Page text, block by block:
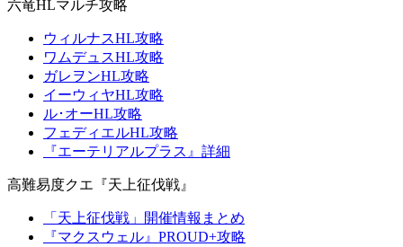
六竜HLマルチ攻略
ウィルナスHL攻略
ワムデュスHL攻略
ガレヲンHL攻略
イーウィヤHL攻略
ル･オーHL攻略
フェディエルHL攻略
『エーテリアルプラス』詳細
高難易度クエ『天上征伐戦』
「天上征伐戦」開催情報まとめ
『マクスウェル』PROUD+攻略